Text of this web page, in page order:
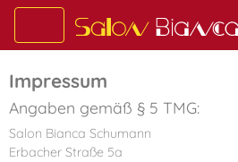
Impressum
Angaben gemäß § 5 TMG:
Salon Bianca Schumann
Erbacher Straße 5a